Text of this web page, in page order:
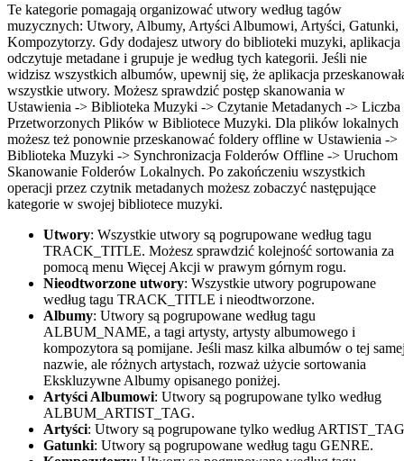
Te kategorie pomagają organizować utwory według tagów
muzycznych: Utwory, Albumy, Artyści Albumowi, Artyści, Gatunki,
Kompozytorzy. Gdy dodajesz utwory do biblioteki muzyki, aplikacja
odczytuje metadane i grupuje je według tych kategorii. Jeśli nie
widzisz wszystkich albumów, upewnij się, że aplikacja
wszystkie utwory. Możesz sprawdzić postęp skanowania w
Ustawienia -> Biblioteka Muzyki -> Czytanie Metadanych -> Liczba
Przetworzonych Plików w Bibliotece Muzyki. Dla plików lokalnych
możesz też ponownie przeskanować foldery offline w Ustawienia ->
Biblioteka Muzyki -> Synchronizacja Folderów Offline -> Uruchom
Skanowanie Folderów Lokalnych. Po zakończeniu wszystkich
operacji przez czytnik metadanych możesz zobaczyć następujące
kategorie w swojej bibliotece muzyki.
Utwory: Wszystkie utwory są pogrupowane według tagu
TRACK_TITLE. Możesz sprawdzić kolejność sortowania za
pomocą menu Więcej Akcji w prawym górnym rogu.
Nieodtworzone utwory: Wszystkie utwory pogrupowane
według tagu TRACK_TITLE i nieodtworzone.
Albumy: Utwory są pogrupowane według tagu
ALBUM_NAME, a tagi artysty, artysty albumowego i
kompozytora są pomijane. Jeśli masz kilka albumów o tej
nazwie, ale różnych artystach, rozważ użycie sortowania
Ekskluzywne Albumy opisanego poniżej.
Artyści Albumowi: Utwory są pogrupowane tylko według
ALBUM_ARTIST_TAG.
Artyści: Utwory są pogrupowane tylko według
Gatunki: Utwory są pogrupowane według tagu GENRE.